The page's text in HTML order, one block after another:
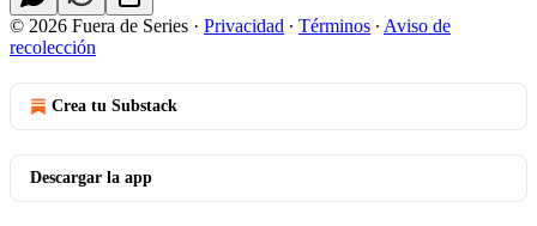
© 2026 Fuera de Series · Privacidad ∙ Términos ∙ Aviso de
recolección
Crea tu Substack
Descargar la app